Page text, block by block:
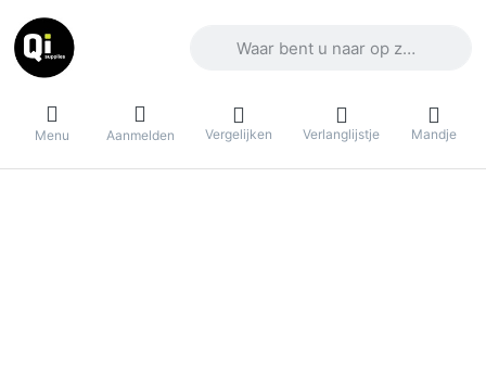
Menu Aanmelden Vergelijken Verlanglijstje Mandje